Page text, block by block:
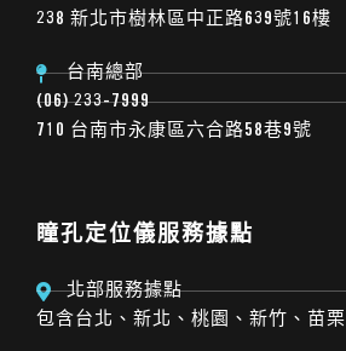
238 新北市樹林區中正路639號16樓
台南總部
(06) 233-7999
710 台南市永康區六合路58巷9號
瞳孔定位儀服務據點
北部服務據點
包含台北、新北、桃園、新竹、苗栗